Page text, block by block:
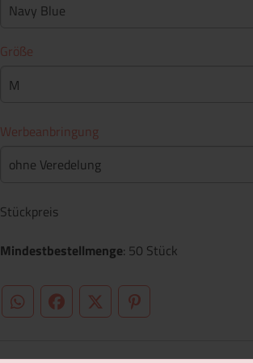
Navy Blue
Größe
M
Werbeanbringung
ohne Veredelung
Stückpreis
Mindestbestellmenge: 50 Stück
WhatsAppFacebookTwitterPinterest